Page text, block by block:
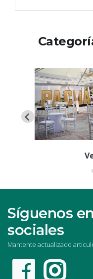
Síguenos
sociales
Mantente actualizado